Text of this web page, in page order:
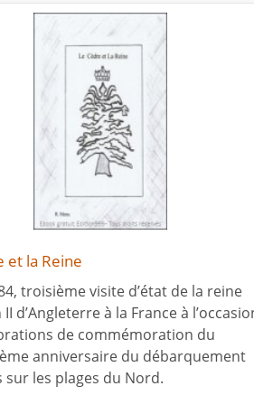
et la Reine
troisième visite d’état de la reine
d’Angleterre à la France à
de commémoration du
anniversaire du débarquement
sur les plages du Nord.